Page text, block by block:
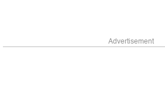
Advertisement